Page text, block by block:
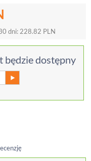
dni: 228.82 PLN
będzie dostępny